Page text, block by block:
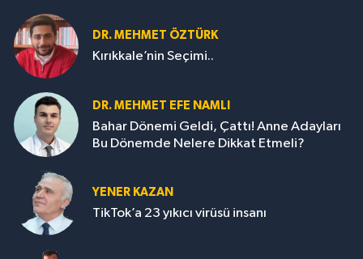
DR. MEHMET ÖZTÜRK
Kırıkkale’nin Seçimi..
DR. MEHMET EFE NAMLI
Bahar Dönemi Geldi, Çattı! Anne Adayları
Bu Dönemde Nelere Dikkat Etmeli?
YENER KAZAN
TikTok’a 23 yıkıcı virüsü insanı